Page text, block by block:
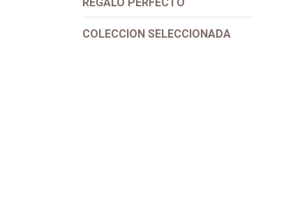
COLECCION SELECCIONADA